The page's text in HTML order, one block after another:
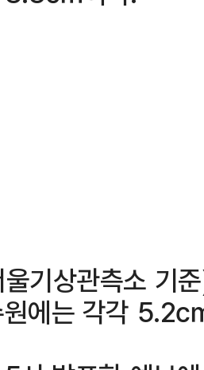
울기상관측소
원에는 각각